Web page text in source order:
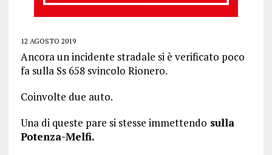
12 AGOSTO 2019
Ancora un incidente stradale si è verificato poco
fa sulla Ss 658 svincolo Rionero.
Coinvolte due auto.
Una di queste pare si stesse immettendo sulla
Potenza-Melfi.